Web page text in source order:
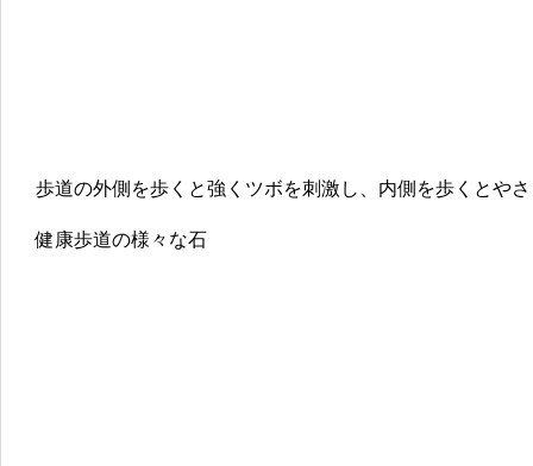
歩道の外側を歩くと強くツボを刺激し、内側を歩くとや
健康歩道の様々な石